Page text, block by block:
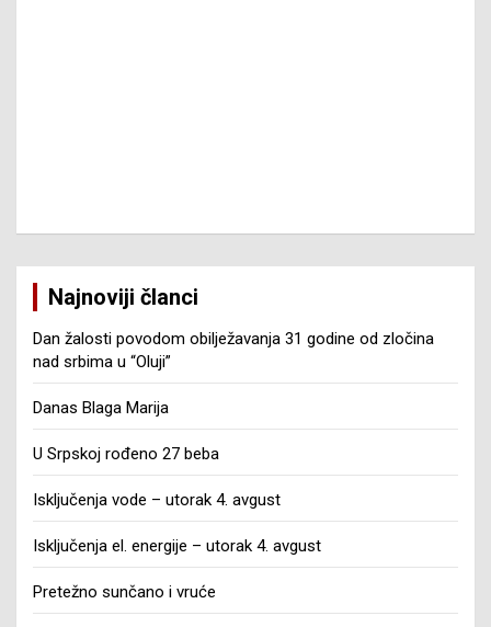
Najnoviji članci
Dan žalosti povodom obilježavanja 31 godine od zločina
nad srbima u “Oluji”
Danas Blaga Marija
U Srpskoj rođeno 27 beba
Isključenja vode – utorak 4. avgust
Isključenja el. energije – utorak 4. avgust
Pretežno sunčano i vruće